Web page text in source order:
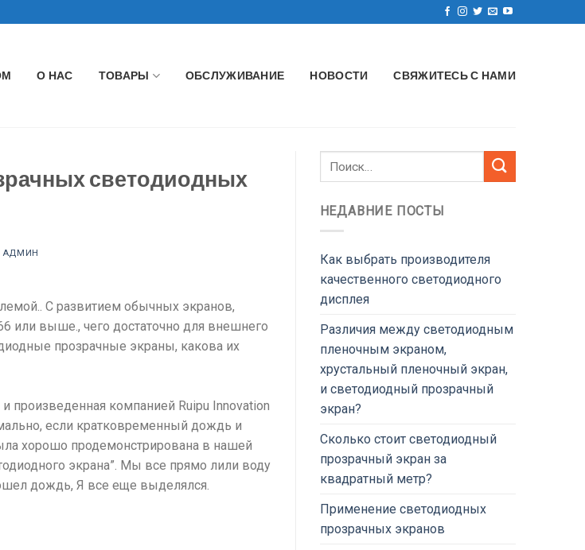
О НАС ТОВАРЫ ОБСЛУЖИВАНИЕ НОВОСТИ СВЯЖИТЕСЬ С НАМИ
светодиодных
АДМИН
С развитием обычных экранов,
или выше., чего достаточно для внешнего
прозрачные экраны, какова их
произведенная компанией Ruipu Innovation
если кратковременный дождь и
хорошо продемонстрирована в нашей
экрана”. Мы все прямо лили воду
дождь, Я все еще выделялся.
НЕДАВНИЕ ПОСТЫ
Как выбрать производителя
качественного светодиодного
дисплея
Различия между светодиодным
пленочным экраном,
хрустальный пленочный экран,
и светодиодный прозрачный
экран?
Сколько стоит светодиодный
прозрачный экран за
квадратный метр?
Применение светодиодных
прозрачных экранов